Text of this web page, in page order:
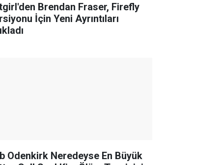
Brendan Fraser, Firefly
İçin Yeni Ayrıntıları
Odenkirk Neredeyse En Büyük